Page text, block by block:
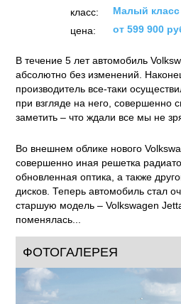
класс:
Малый класс
цена:
от 599 900
В течение 5 лет автомобиль
абсолютно без изменений.
производитель все-таки
при взгляде на него, совершенно
заметить – что ждали все мы не
Во внешнем облике нового
совершенно иная решетка
обновленная оптика, а также
дисков. Теперь автомобиль стал
старшую модель – Volkswagen
поменялась...
ФОТОГАЛЕРЕЯ